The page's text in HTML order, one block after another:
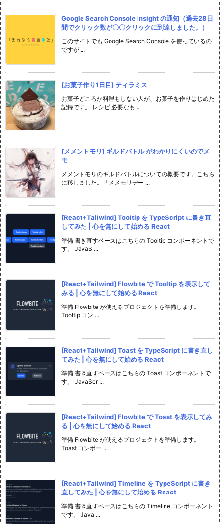
Google Search Console Insight の通知（過去28日
間でクリック数が〇〇クリックに到達しました。）
このサイトでも Google Search Console を使っているの
ですが ...
[お菓子作り1日目] ティラミス
お菓子どころか料理もしない人が、お菓子を作りはじめた
記録です。 レシピ 必要なも ...
[メメントモリ] ギルドバトル がわかりにくいのでメ
モ
メメントモリのギルドバトルについての概要です。こちら
に移しました。「メメモリデー ...
[React+Tailwind] Tooltip を TypeScript に書き直
してみた | 心を無にして始める React
準備 書き直すベースはこちらの Tooltip コンポーネントで
す。 JavaS ...
[React+Tailwind] Flowbite で Tooltip を表示して
みる | 心を無にして始める React
準備 Flowbite が使えるプロジェクトを準備します。
Tooltip コン ...
[React+Tailwind] Toast を TypeScript に書き直し
てみた | 心を無にして始める React
準備 書き直すベースはこちらの Toast コンポーネントで
す。 JavaScr ...
[React+Tailwind] Flowbite で Toast を表示してみ
る | 心を無にして始める React
準備 Flowbite が使えるプロジェクトを準備します。
Toast コンポー ...
[React+Tailwind] Timeline を TypeScript に書き
直してみた | 心を無にして始める React
準備 書き直すベースはこちらの Timeline コンポーネント
です。 Java ...